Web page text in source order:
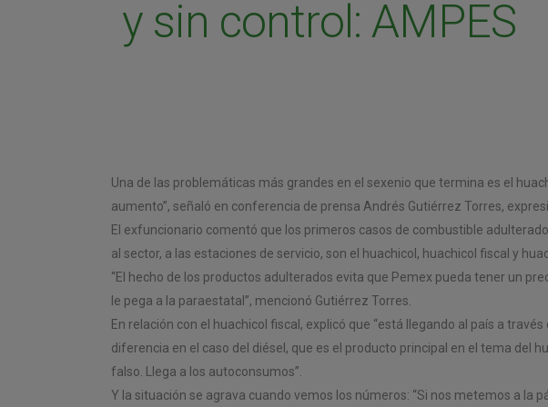
y sin control: AMPES
Una de las problemáticas más grandes en el sexenio que termina es el
aumento”, señaló en conferencia de prensa Andrés Gutiérrez Torres,
El exfuncionario comentó que los primeros casos de combustible
al sector, a las estaciones de servicio, son el huachicol, huachicol fiscal y
“El hecho de los productos adulterados evita que Pemex pueda tener un
le pega a la paraestatal”, mencionó Gutiérrez Torres.
En relación con el huachicol fiscal, explicó que “está llegando al país a
diferencia en el caso del diésel, que es el producto principal en el tema del
falso. Llega a los autoconsumos”.
Y la situación se agrava cuando vemos los números: “Si nos metemos a la